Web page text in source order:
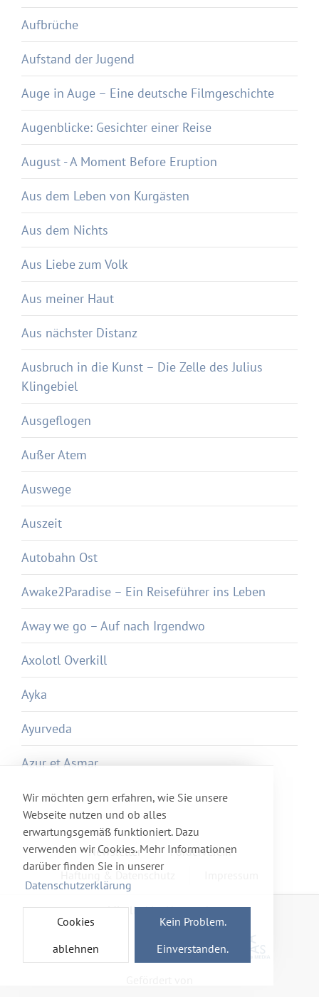
Wir möchten gern erfahren, wie Sie unsere
Webseite nutzen und ob alles
erwartungsgemäß funktioniert. Dazu
verwenden wir Cookies. Mehr Informationen
darüber finden Sie in unserer
Datenschutzerklärung
Cookies
ablehnen
Kein Problem.
Einverstanden.
Aufbrüche
Aufstand der Jugend
Auge in Auge – Eine deutsche Filmgeschichte
Augenblicke: Gesichter einer Reise
August - A Moment Before Eruption
Aus dem Leben von Kurgästen
Aus dem Nichts
Aus Liebe zum Volk
Aus meiner Haut
Aus nächster Distanz
Ausbruch in die Kunst – Die Zelle des Julius
Klingebiel
Ausgeflogen
Außer Atem
Auswege
Auszeit
Autobahn Ost
Awake2Paradise – Ein Reiseführer ins Leben
Away we go – Auf nach Irgendwo
Axolotl Overkill
Ayka
Ayurveda
Azur et Asmar
Newsletter
Förderverein
Mitglied im Netzwerk